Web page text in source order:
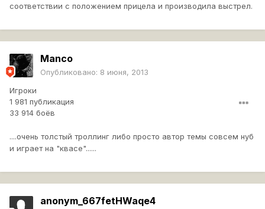
соответствии с положением прицела и производила выстрел.
Manco
Опубликовано: 8 июня, 2013
Игроки
1 981 публикация
33 914 боёв
....очень толстый троллинг либо просто автор темы совсем нуб
и играет на "квасе"......
anonym_667fetHWaqe4